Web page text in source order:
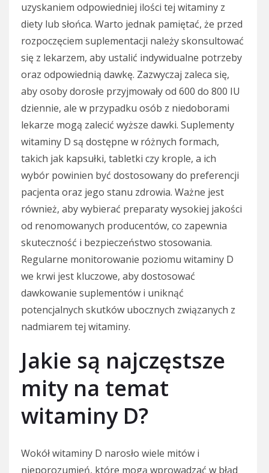
uzyskaniem odpowiedniej ilości tej witaminy z
diety lub słońca. Warto jednak pamiętać, że przed
rozpoczęciem suplementacji należy skonsultować
się z lekarzem, aby ustalić indywidualne potrzeby
oraz odpowiednią dawkę. Zazwyczaj zaleca się,
aby osoby dorosłe przyjmowały od 600 do 800 IU
dziennie, ale w przypadku osób z niedoborami
lekarze mogą zalecić wyższe dawki. Suplementy
witaminy D są dostępne w różnych formach,
takich jak kapsułki, tabletki czy krople, a ich
wybór powinien być dostosowany do preferencji
pacjenta oraz jego stanu zdrowia. Ważne jest
również, aby wybierać preparaty wysokiej jakości
od renomowanych producentów, co zapewnia
skuteczność i bezpieczeństwo stosowania.
Regularne monitorowanie poziomu witaminy D
we krwi jest kluczowe, aby dostosować
dawkowanie suplementów i uniknąć
potencjalnych skutków ubocznych związanych z
nadmiarem tej witaminy.
Jakie są najczęstsze
mity na temat
witaminy D?
Wokół witaminy D narosło wiele mitów i
nieporozumień, które mogą wprowadzać w błąd